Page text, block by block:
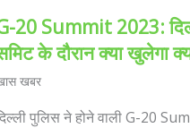
20 Summit 2023:
के दौरान क्या खुलेगा
खबर
पुलिस ने होने वाली G-20